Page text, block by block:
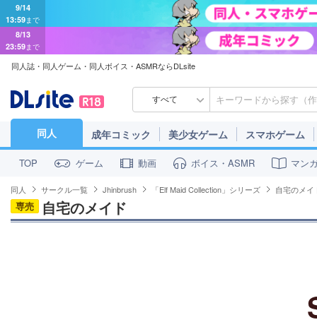
13:59 まで
8/13
23:59まで
同人誌・同人ゲーム・同人ボイス・ASMRならDLsite
すべて
同人 成年コミック 美少女ゲーム スマホゲーム
TOP ゲーム 動画 ボイス・ASMR マン
同人 サークル一覧 Jhinbrush 「Elf Maid Collection」シリーズ 自宅のメイ
専売 自宅のメイド